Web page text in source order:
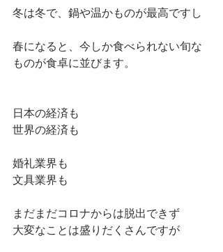
冬は冬で、鍋や温かものが最高ですし
春になると、今しか食べられない旬な
ものが食卓に並びます。
日本の経済も
世界の経済も
婚礼業界も
文具業界も
まだまだコロナからは脱出できず
大変なことは盛りだくさんですが